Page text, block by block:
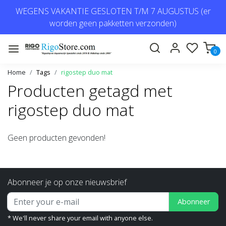
WEGENS VAKANTIE GESLOTEN T/M 7 AUGUSTUS (er
worden geen pakketten verzonden)
0
Home Tags rigostep duo mat
Producten getagd met
rigostep duo mat
Geen producten gevonden!
Abonneer je op onze nieuwsbrief
Abonneer
* We'll never share your email with anyone else.